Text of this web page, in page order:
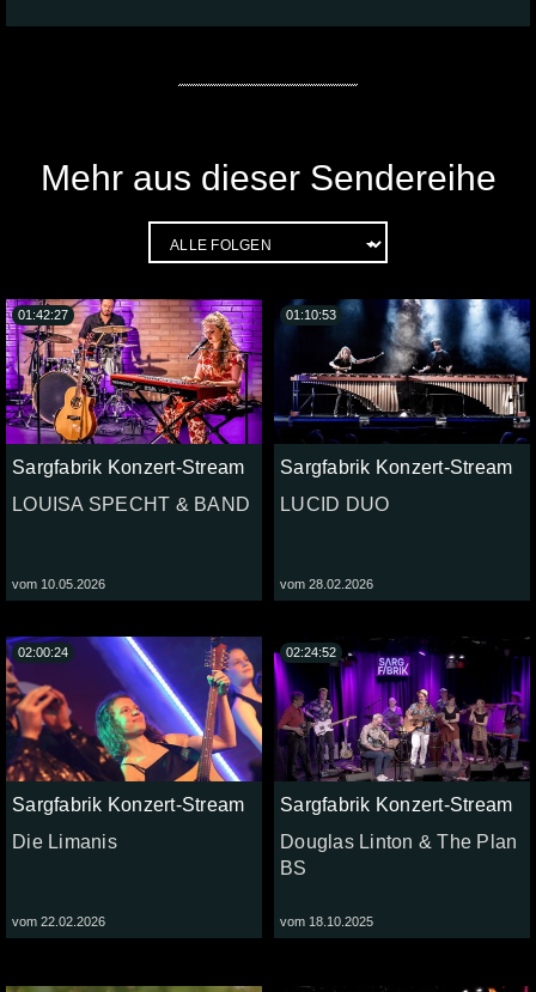
Mehr aus dieser Sendereihe
Sargfabrik Konzert-Stream
LOUISA SPECHT & BAND
vom 10.05.2026
01:42:27
Sargfabrik Konzert-Stream
LUCID DUO
vom 28.02.2026
01:10:53
Sargfabrik Konzert-Stream
Die Limanis
vom 22.02.2026
02:00:24
Sargfabrik Konzert-Stream
Douglas Linton & The Plan
BS
vom 18.10.2025
02:24:52